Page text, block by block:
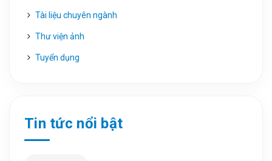
Tài liệu chuyên ngành
Thư viện ảnh
Tuyển dụng
Tin tức nổi bật